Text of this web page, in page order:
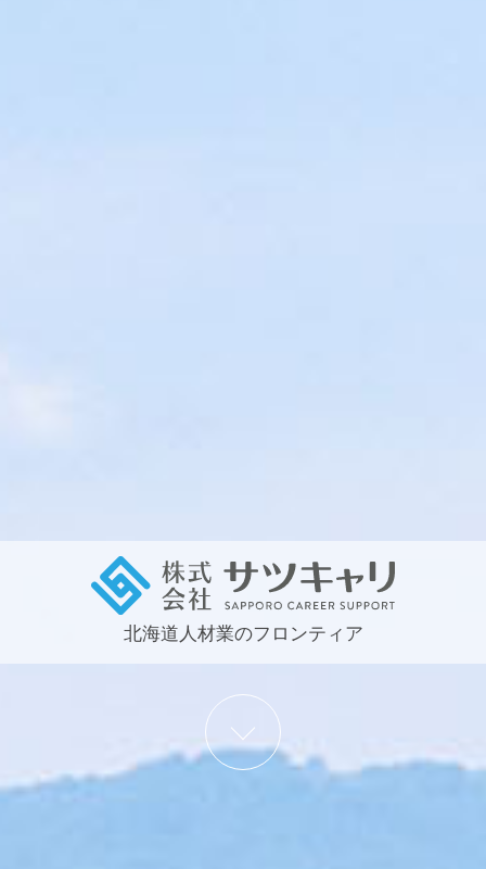
北海道人材業のフロンティア